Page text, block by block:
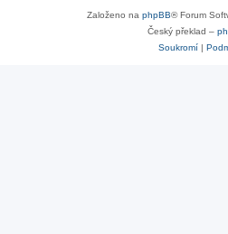
Založeno na phpBB® Forum
Český překlad –
Soukromí|